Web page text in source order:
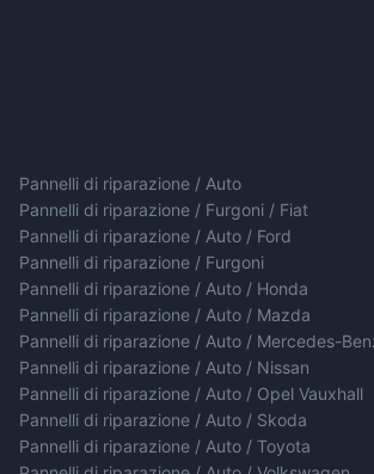
Pannelli di riparazione / Auto
Pannelli di riparazione / Furgoni / Fiat
Pannelli di riparazione / Auto / Ford
Pannelli di riparazione / Furgoni
Pannelli di riparazione / Auto / Honda
Pannelli di riparazione / Auto / Mazda
Pannelli di riparazione / Auto / Mercedes-
Pannelli di riparazione / Auto / Nissan
Pannelli di riparazione / Auto / Opel Vauxhall
Pannelli di riparazione / Auto / Skoda
Pannelli di riparazione / Auto / Toyota